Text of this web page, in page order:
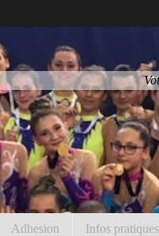
Adhesion Infos pratiques